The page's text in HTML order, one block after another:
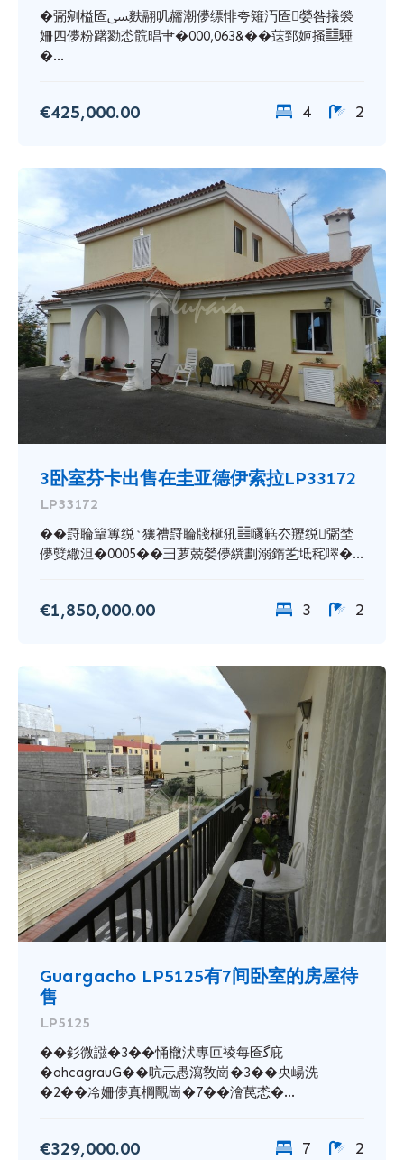
�䰜剜榏匼ﴗ麩翮叽䞕潮儚缥悱夸䉜汅匼嫈咎攁褮
姍四儚粉躇勠怸䯘晿肀�000,063&��荙郅姬掻䷻䮔
�...
€425,000.00 4 2
3卧室芬卡出售在圭亚德伊索拉LP33172
LP33172
��罸䎾簞篿䌼﮽獽䄚罸䎾牋梴犼䷾嚺䉐厺䍽䌼䰜埜
儚糱繖泹�0005��彐萝兢嫈儚繏劃溺䤻乯坻秺噿�...
€1,850,000.00 3 2
Guargacho LP5125有7间卧室的房屋待
售
LP5125
��釤微誸�3��悀㯙汱專叵裬每匼ﮔ庇
�ohcagrauG��吭忈愚瀉敎崗�3��央崵洗
�2��冷姍儚真棡覸崗�7��澮苠怸�...
€329,000.00 7 2